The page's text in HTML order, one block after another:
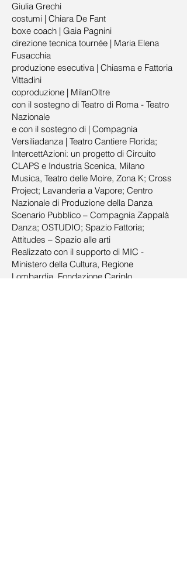
Giulia Grechi
costumi | Chiara De Fant
boxe coach | Gaia Pagnini
direzione tecnica tournée | Maria Elena
Fusacchia
produzione esecutiva | Chiasma e Fattoria
Vittadini
coproduzione | MilanOltre
con il sostegno di Teatro di Roma - Teatro
Nazionale
e con il sostegno di | Compagnia
Versiliadanza | Teatro Cantiere Florida;
IntercettAzioni: un progetto di Circuito
CLAPS e Industria Scenica, Milano
Musica, Teatro delle Moire, Zona K; Cross
Project; Lavanderia a Vapore; Centro
Nazionale di Produzione della Danza
Scenario Pubblico – Compagnia Zappalà
Danza; OSTUDIO; Spazio Fattoria;
Attitudes – Spazio alle arti
Realizzato con il supporto di MIC -
Ministero della Cultura, Regione
Lombardia, Fondazione Cariplo